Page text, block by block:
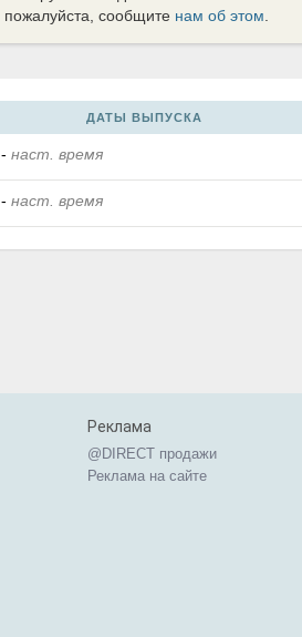
пожалуйста, сообщите нам об этом
ДАТЫ ВЫПУСКА
- наст. время
- наст. время
Реклама
@DIRECT продажи
Реклама на сайте